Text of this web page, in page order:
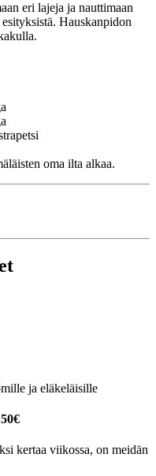
eri lajeja ja nauttimaan
Hauskanpidon
oma ilta alkaa.
ja eläkeläisille
kertaa viikossa, on meidän